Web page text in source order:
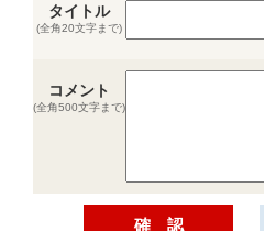
タイトル
(全角20文字まで)
コメント
(全角500文字まで)